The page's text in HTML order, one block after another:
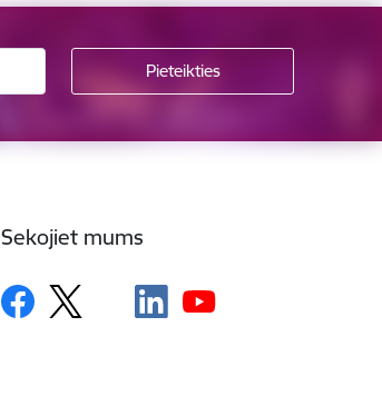
Sekojiet mums